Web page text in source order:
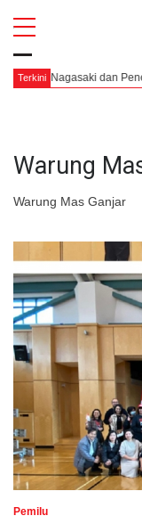
Terkinidan Penegasan
Warung
Warung Mas Ganjar
All
Pemilu